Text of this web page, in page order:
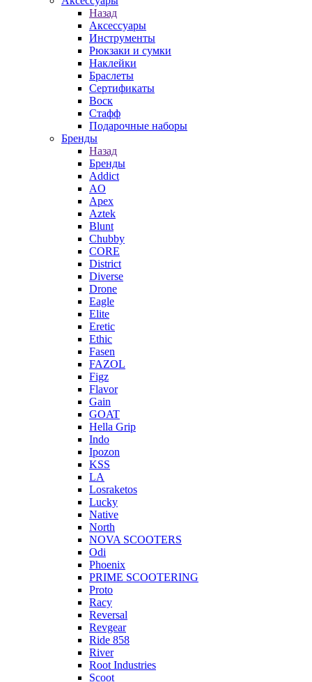
Назад
Аксессуары
Инструменты
Рюкзаки и сумки
Наклейки
Браслеты
Сертификаты
Воск
Стафф
Подарочные наборы
Бренды
Назад
Бренды
Addict
AO
Apex
Aztek
Blunt
Chubby
CORE
District
Diverse
Drone
Eagle
Elite
Eretic
Ethic
Fasen
FAZOL
Figz
Flavor
Gain
GOAT
Hella Grip
Indo
Ipozon
KSS
LA
Losraketos
Lucky
Native
North
NOVA SCOOTERS
Odi
Phoenix
PRIME SCOOTERING
Proto
Racy
Reversal
Revgear
Ride 858
River
Root Industries
Scoot